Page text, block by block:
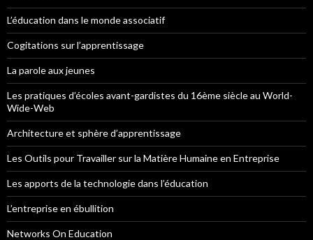
L’éducation dans le monde associatif
Cogitations sur l’apprentissage
La parole aux jeunes
Les pratiques d’écoles avant-gardistes du 16ème siècle au World-
Wide-Web
Architecture et sphère d’apprentissage
Les Outils pour Travailler sur la Matière Humaine en Entreprise
Les apports de la technologie dans l’éducation
L’entreprise en ébullition
Networks On Education